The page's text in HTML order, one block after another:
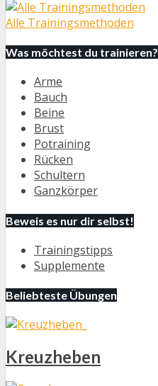
Alle Trainingsmethoden
Was möchtest du trainieren?
Arme
Bauch
Beine
Brust
Potraining
Rücken
Schultern
Ganzkörper
Beweis es nur dir selbst!
Trainingstipps
Supplemente
Beliebteste Übungen
Kreuzheben